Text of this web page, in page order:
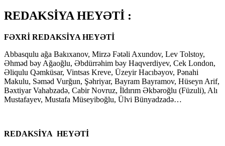
REDAKSİYA HEYƏTİ :
FƏXRİ REDAKSİYA HEYƏTİ
Abbasqulu ağa Bakıxanov, Mirzə Fətəli Axundov, Lev Tolstoy,
Əhməd bəy Ağaoğlu, Əbdürrəhim bəy Haqverdiyev, Cek London,
Əliqulu Qəmküsar, Vintsas Kreve, Üzeyir Hacıbəyov, Pənahi
Makulu, Səməd Vurğun, Şəhriyar, Bayram Bayramov, Hüseyn Arif,
Bəxtiyar Vahabzadə, Cabir Novruz, İldırım Əkbəroğlu (Füzuli), Alı
Mustafayev, Mustafa Müseyiboğlu, Ülvi Bünyadzadə…
REDAKSİYA HEYƏTİ